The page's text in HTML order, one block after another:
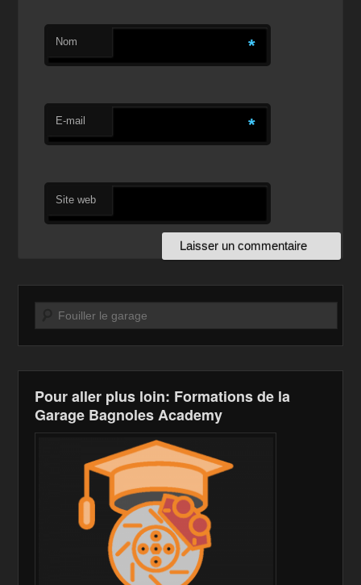
Nom *
E-mail *
Site web
Recherche
Pour aller plus loin: Formations de la
Garage Bagnoles Academy